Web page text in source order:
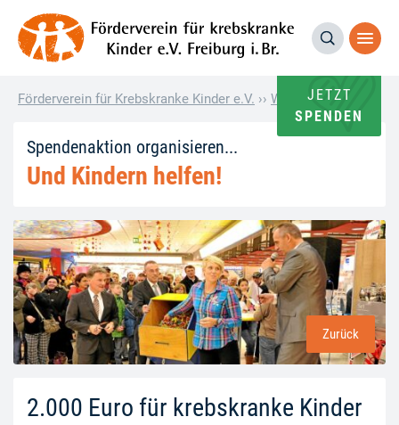
JETZT
SPENDEN
Förderverein für Krebskranke Kinder e.V. ›› Wie andere helfen
Spendenaktion organisieren...
Und Kindern helfen!
2.000 Euro für krebskranke Kinder
Zurück